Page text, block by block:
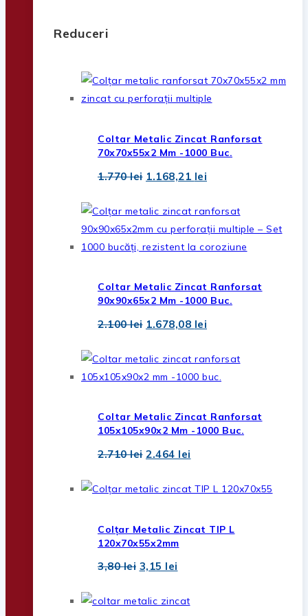
Reduceri
Coltar Metalic Zincat Ranforsat
70x70x55x2 Mm -1000 Buc.
1.770lei Prețul
inițial
fost:
1.168,21 lei
curent
1.168,21 lei.
Coltar Metalic Zincat Ranforsat
90x90x65x2 Mm -1000 Buc.
2.100lei Prețul
inițial
fost:
1.678,08 lei
curent
1.678,08 lei.
Coltar Metalic Zincat Ranforsat
105x105x90x2 Mm -1000 Buc.
2.710lei Prețul
inițial
fost:
2.464 lei
curent
2.464 lei.
Colțar Metalic Zincat TIP L
120x70x55x2mm
3,80lei Prețul
inițial
fost:
3,15 lei
curent
3,15 lei.